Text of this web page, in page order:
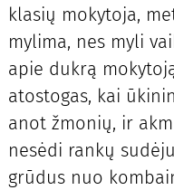
klasių mokytoja,
mylima, nes myli
apie dukrą
atostogas, kai
anot žmonių, ir
nesėdi rankų
grūdus nuo